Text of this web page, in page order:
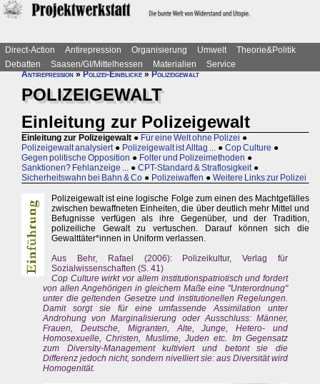
Direct-Action Antirepression Organisierung Umwelt
Theorie&Politik
Debatten
Saasen/GI/Mittelhessen Materialien
Service
Antirepression»Polizei-Einblicke»Polizeigewalt
POLIZEIGEWALT
Einleitung zur Polizeigewalt
Einleitung zur Polizeigewalt ● Für eine Welt ohne Polizei ●
Polizeigewalt analysiert ● Polizeigewalt ist Alltag ... ● Cop Culture ●
Gegen politische Opposition ● Folter und Polizeimethoden ●
Sanktionen? Fehlanzeige ... ● CPT-Standard & Straflosigkeit ●
Sicherheitswahn bei Bahn & Co ● Polizeiwaffen ● Weitere Links zur Polizei
Polizeigewalt ist eine logische Folge zum einen des Machtgefälles
zwischen bewaffneten Einheiten, die über deutlich mehr Mittel und
Befugnisse verfügen als ihre Gegenüber, und der Tradition,
polizeiliche Gewalt zu vertuschen. Darauf können sich die
Gewalttäter*innen in Uniform verlassen.
Aus Behr, Rafael (2006): Polizeikultur, Verlag für
Sozialwissenschaften (S. 41)
Cop Culture wirkt vor allem institutionspatriotisch und fordert
von allen Angehörigen in gleichem Maße eine "Unterordnung"
unter die geltenden Gesetze und institutionellen Regelungen.
Damit sorgt sie für eine umfassende Assimilation unter
Androhung von Marginalisierung oder Ausschluss: Männer,
Frauen, Deutsche, Migranten, Alte, Junge, Hetero- und
Homosexuelle, Christen, Muslime, Juden etc. Im Gegensatz
zum Diversity-Management kultiviert und betont sie die
Differenz jedoch nicht, sondern nivelliert sie: aus Diversität wird
Homogenität.